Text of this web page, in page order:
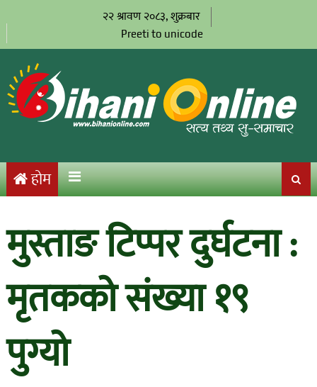
२२ श्रावण २०८३, शुक्रबार
Preeti to unicode
होम
मुस्ताङ टिप्पर दुर्घटना :
मृतकको संख्या १९
पुग्यो